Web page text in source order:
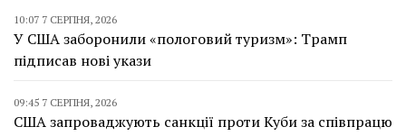
10:07 7 СЕРПНЯ, 2026
У США заборонили «пологовий туризм»: Трамп
підписав нові укази
09:45 7 СЕРПНЯ, 2026
США запроваджують санкції проти Куби за співпрацю